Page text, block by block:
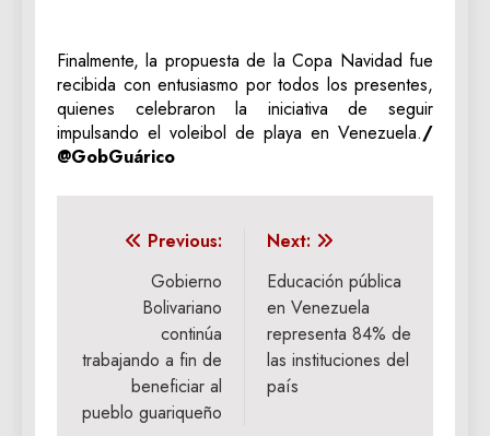
Finalmente, la propuesta de la Copa Navidad fue
recibida con entusiasmo por todos los presentes,
quienes celebraron la iniciativa de seguir
impulsando el voleibol de playa en Venezuela./
@GobGuárico
Navegación
entradas
Previous:
Gobierno
Bolivariano
continúa
trabajando a fin de
beneficiar al
pueblo guariqueño
Next:
Educación pública
en Venezuela
representa 84% de
las instituciones del
país